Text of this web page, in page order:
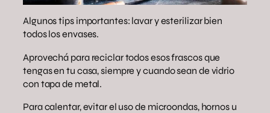
Algunos tips importantes: lavar y esterilizar bien
todos los envases.
Aprovechá para reciclar todos esos frascos que
tengas en tu casa, siempre y cuando sean de vidrio
con tapa de metal.
Para calentar, evitar el uso de microondas, hornos u